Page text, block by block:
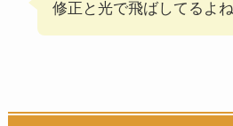
修正と光で飛ばしてるよ